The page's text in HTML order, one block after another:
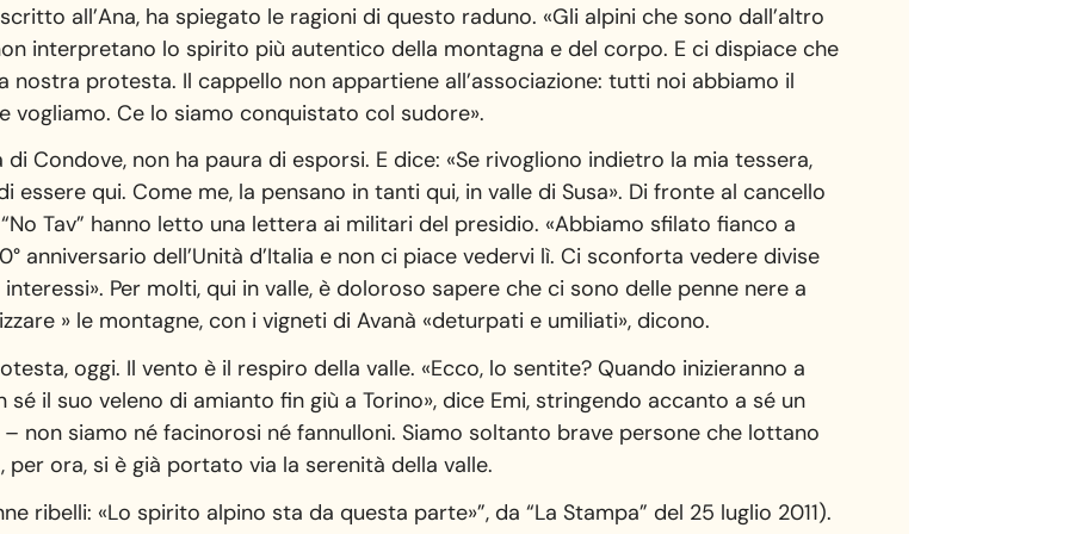
all’Ana, ha spiegato le ragioni di questo raduno. «Gli alpini che sono dall’altro
interpretano lo spirito più autentico della montagna e del corpo. E ci dispiace che
nostra protesta. Il cappello non appartiene all’associazione: tutti noi abbiamo il
Ce lo siamo conquistato col sudore».
Condove, non ha paura di esporsi. E dice: «Se rivogliono indietro la mia tessera,
essere qui. Come me, la pensano in tanti qui, in valle di Susa». Di fronte al cancello
Tav” hanno letto una lettera ai militari del presidio. «Abbiamo sfilato fianco a
anniversario dell’Unità d’Italia e non ci piace vedervi lì. Ci sconforta vedere divise
Per molti, qui in valle, è doloroso sapere che ci sono delle penne nere a
» le montagne, con i vigneti di Avanà «deturpati e umiliati», dicono.
oggi. Il vento è il respiro della valle. «Ecco, lo sentite? Quando inizieranno a
il suo veleno di amianto fin giù a Torino», dice Emi, stringendo accanto a sé un
non siamo né facinorosi né fannulloni. Siamo soltanto brave persone che lottano
per ora, si è già portato via la serenità della valle.
ribelli: «Lo spirito alpino sta da questa parte»”, da “La Stampa” del 25 luglio 2011).